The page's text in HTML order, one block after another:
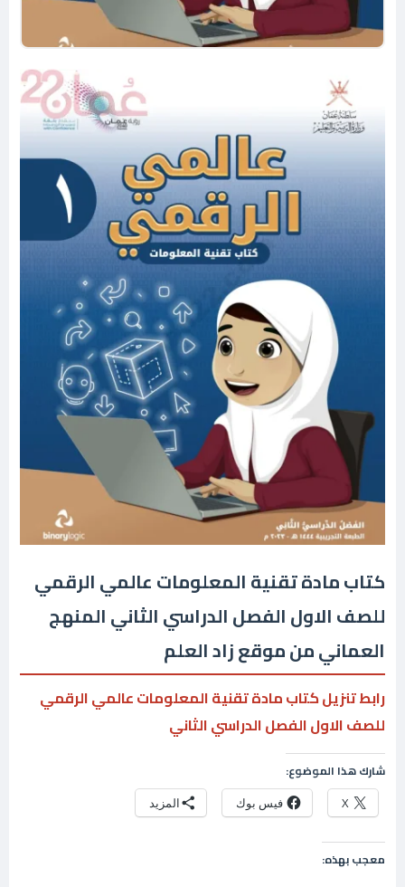
كتاب مادة تقنية المعلومات عالمي الرقمي
للصف الاول الفصل الدراسي الثاني المنهج
العماني من موقع زاد العلم
رابط تنزيل كتاب مادة تقنية المعلومات عالمي الرقمي
للصف الاول الفصل الدراسي الثاني
شارك هذا الموضوع:
X فيس بوك المزيد
معجب بهذه: